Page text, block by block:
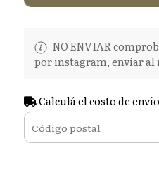
NO ENVIAR
por instagram, enviar al
Calculá el costo de envío